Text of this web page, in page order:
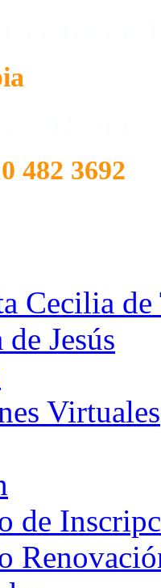
482 3692
Cecilia
Jesús
Virtuales
de